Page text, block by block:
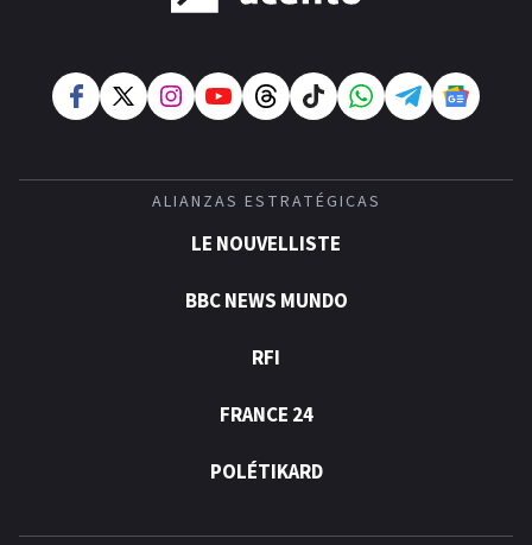
ALIANZAS ESTRATÉGICAS
LE NOUVELLISTE
BBC NEWS MUNDO
RFI
FRANCE 24
POLÉTIKARD